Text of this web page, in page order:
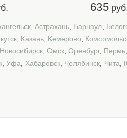
635
Астрахань Барнаул
Казань Кемерово
Новосибирск Омск Оренбург, Пермь
Уфа Хабаровск Челябинск Чита